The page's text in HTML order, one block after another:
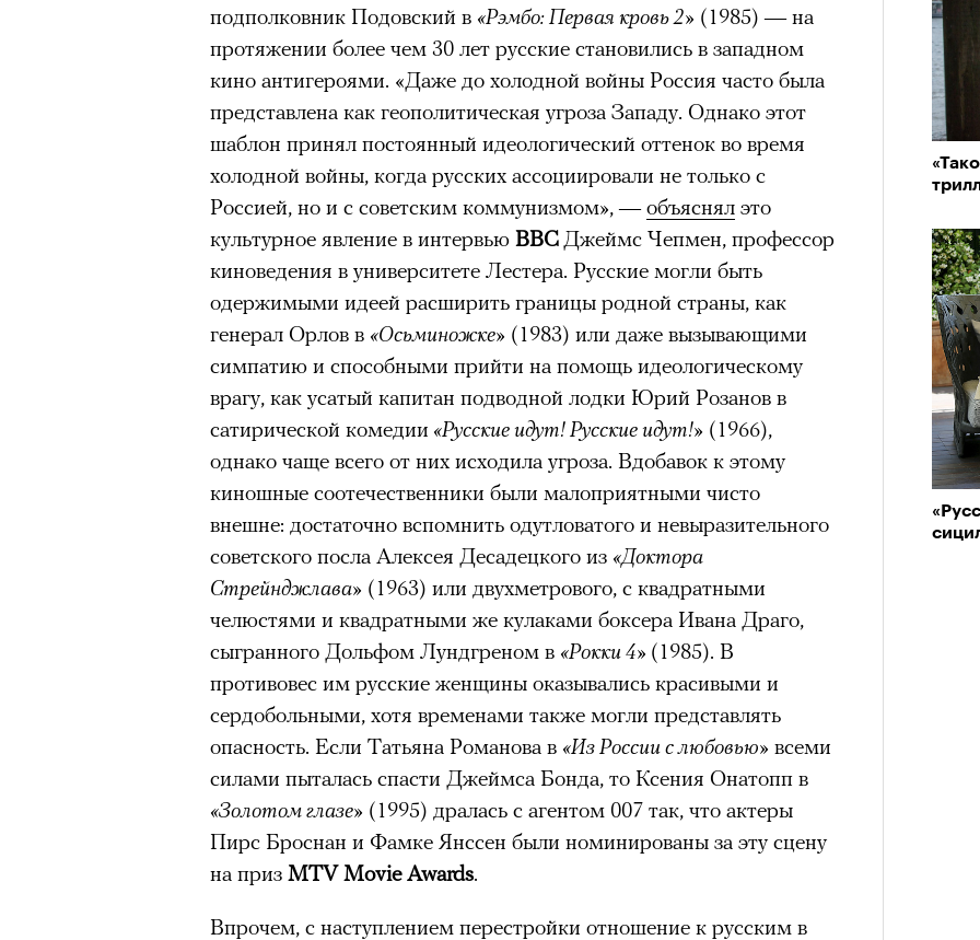
подполковник Подовский в «Рэмбо: Первая кровь 2» (1985) — на
протяжении более чем 30 лет русские становились в западном
кино антигероями. «Даже до холодной войны Россия часто была
представлена как геополитическая угроза Западу. Однако этот
шаблон принял постоянный идеологический оттенок во время
холодной войны, когда русских ассоциировали не только с
Россией, но и с советским коммунизмом», —объяснял это
культурное явление в интервью BBCДжеймс Чепмен, профессор
киноведения в университете Лестера. Русские могли быть
одержимыми идеей расширить границы родной страны, как
генерал Орлов в «Осьминожке» (1983) или даже вызывающими
симпатию и способными прийти на помощь идеологическому
врагу, как усатый капитан подводной лодки Юрий Розанов в
сатирической комедии «Русские идут! Русские идут!» (1966),
однако чаще всего от них исходила угроза. Вдобавок к этому
киношные соотечественники были малоприятными чисто
внешне: достаточно вспомнить одутловатого и невыразительного
советского посла Алексея Десадецкого из «Доктора
Стрейнджлава» (1963) или двухметрового, с квадратными
челюстями и квадратными же кулаками боксера Ивана Драго,
сыгранного Дольфом Лундгреном в «Рокки 4» (1985). В
противовес им русские женщины оказывались красивыми и
сердобольными, хотя временами также могли представлять
опасность. Если Татьяна Романова в «Из России с любовью» всеми
силами пыталась спасти Джеймса Бонда, то Ксения Онатопп в
«Золотом глазе» (1995) дралась с агентом 007 так, что актеры
Пирс Броснан и Фамке Янссен были номинированы за эту сцену
на приз MTV Movie Awards.
Впрочем, с наступлением перестройки отношение к русским в